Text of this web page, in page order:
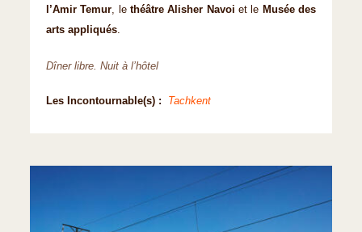
l’Amir Temur, lethéâtre Alisher Navoi et le Musée des
arts appliqués.
Dîner libre. Nuit à l’hôtel
Les Incontournable(s) : Tachkent